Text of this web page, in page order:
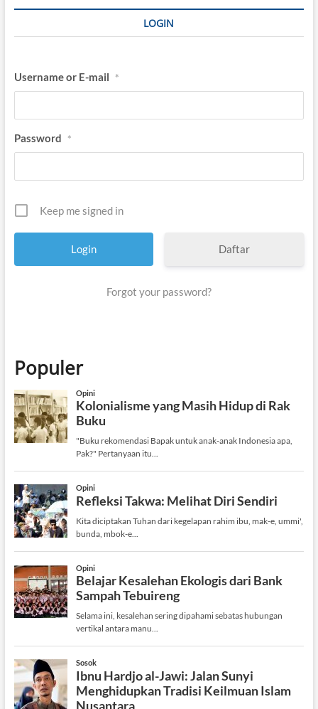
g
LOGIN
Username or E-mail *
Password *
Keep me signed in
Daftar
Forgot your password?
Populer